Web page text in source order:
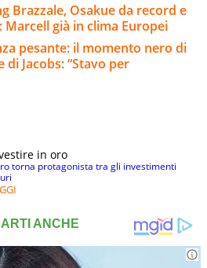
Brazzale, Osakue da record e
Marcell già in clima Europei
pesante: il momento nero di
Jacobs: “Stavo per
in oro
torna protagonista tra gli investimenti